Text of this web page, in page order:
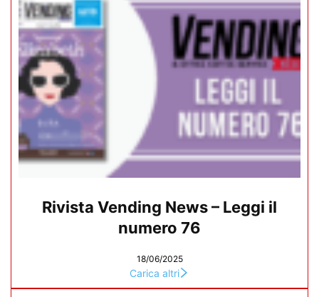
Rivista Vending News – Leggi il
numero 76
18/06/2025
Carica altri